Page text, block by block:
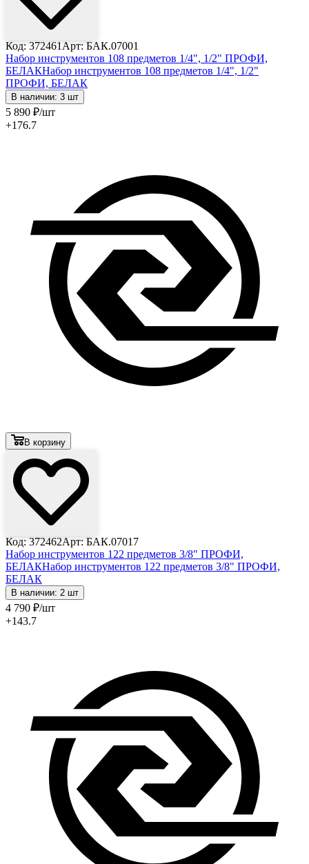
Код: 372461 Арт: БАК.07001
Набор инструментов 108 предметов 1/4", 1/2" ПРОФИ,
БЕЛАКНабор инструментов 108 предметов 1/4", 1/2"
ПРОФИ, БЕЛАК
В наличии: 3 шт
5 890 ₽/шт
+176.7
В корзину
Код: 372462Арт: БАК.07017
Набор инструментов 122 предметов 3/8" ПРОФИ,
БЕЛАКНабор инструментов 122 предметов 3/8" ПРОФИ,
БЕЛАК
В наличии: 2 шт
4 790 ₽/шт
+143.7